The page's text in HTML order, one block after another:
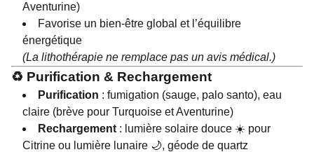
Aventurine)
Favorise un bien-être global et l’équilibre
énergétique
(La lithothérapie ne remplace pas un avis médical.)
♻️ Purification & Rechargement
Purification : fumigation (sauge, palo santo), eau
claire (brève pour Turquoise et Aventurine)
Rechargement : lumière solaire douce ☀️ pour
Citrine ou lumière lunaire 🌙, géode de quartz